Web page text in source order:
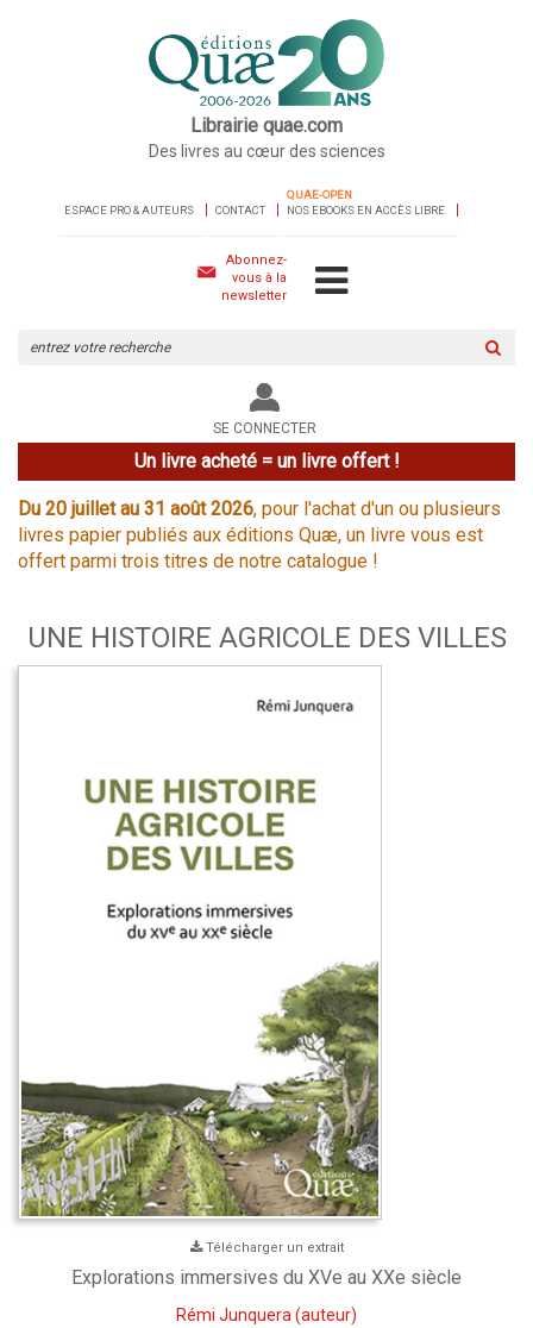
Librairie quae.com
Des livres au cœur des sciences
ESPACE PRO & AUTEURS CONTACT
QUAE-OPEN
NOS EBOOKS EN ACCÈS LIBRE
Abonnez-
vous à la
newsletter
le
site
SE CONNECTER
Un livre acheté = un livre offert !
Du 20 juillet au 31 août 2026, pour l'achat d'un ou plusieurs
livres papier publiés aux éditions Quæ, un livre vous est
offert parmi trois titres de notre catalogue !
UNE HISTOIRE AGRICOLE DES VILLES
Télécharger un extrait
Explorations immersives du XVe au XXe siècle
Rémi Junquera (auteur)